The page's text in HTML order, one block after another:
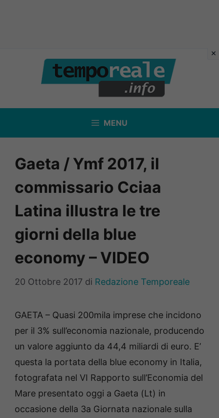
contenuto
MENU
Gaeta / Ymf 2017, il
commissario Cciaa
Latina illustra le tre
giorni della blue
economy – VIDEO
20 Ottobre 2017 di Redazione Temporeale
GAETA – Quasi 200mila imprese che incidono
per il 3% sull’economia nazionale, producendo
un valore aggiunto da 44,4 miliardi di euro. E’
questa la portata della blue economy in Italia,
fotografata nel VI Rapporto sull’Economia del
Mare presentato oggi a Gaeta (Lt) in
occasione della 3a Giornata nazionale sulla